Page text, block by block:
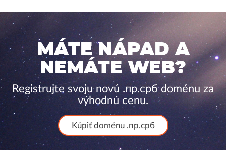
MÁTE NÁPAD A
NEMÁTE WEB?
Registrujte svoju novú .пр.срб doménu za
výhodnú cenu.
Kúpiť doménu .пр.срб